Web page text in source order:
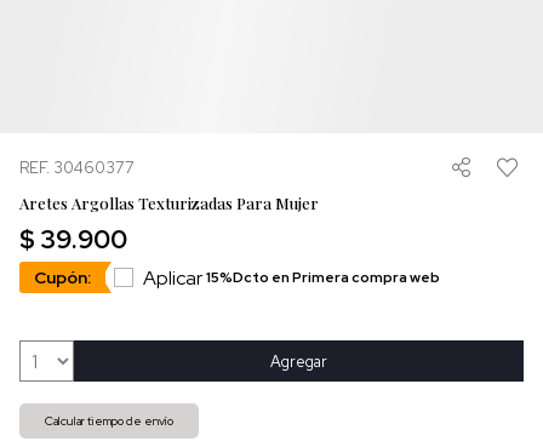
REF. 30460377
Aretes Argollas Texturizadas Para Mujer
$ 39.900
Cupón: Aplicar15%Dcto en Primera compra web
Agregar
Calcular tiempo de envío